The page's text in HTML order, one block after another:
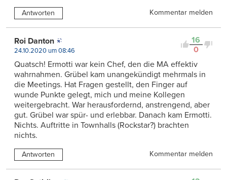
Antworten Kommentar melden
16
0
Roi Danton
24.10.2020 um 08:46
Quatsch! Ermotti war kein Chef, den die MA effektiv
wahrnahmen. Grübel kam unangekündigt mehrmals in
die Meetings. Hat Fragen gestellt, den Finger auf
wunde Punkte gelegt, mich und meine Kollegen
weitergebracht. War herausfordernd, anstrengend, aber
gut. Grübel war spür- und erlebbar. Danach kam Ermotti.
Nichts. Auftritte in Townhalls (Rockstar?) brachten
nichts.
Antworten Kommentar melden